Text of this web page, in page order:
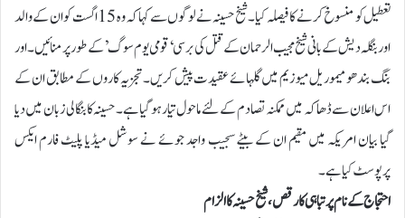
تعطیل کو منسوخ کرنے کا فیصلہ کیا۔شیخ حسینہ نے لوگوں سے کہا کہ وہ 15 اگست کو ان کے والد
اور بنگلہ دیش کے بانی شیخ مجیب الرحمان کے قتل کی برسی ‘قومی یوم سوگ’ کے طور پر منائیں۔ اور
بنگ بندھو میموریل میوزیم میں گلہائے عقیدت پیش کریں۔ تجزیہ کاروں کے مطابق ان کے
اس اعلان سے ڈھاکہ میں ممکنہ تصادم کے لئے ماحول تیار ہو گیا ہے۔حسینہ کا بنگالی زبان میں دیا
گیا بیان امریکہ میں مقیم ان کے بیٹے سجیب واجد جوئے نے سوشل میڈیا پلیٹ فارم ایکس
پرپوسٹ کیا ہے۔
احتجاج کے نام پر تباہی کا رقص، شیخ حسینہ کا الزام